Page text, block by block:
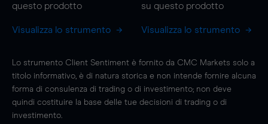
questo prodotto
Visualizza lo strumento
su questo prodotto
Visualizza lo strumento
Lo strumento Client Sentiment è fornito da CMC Markets solo a
titolo informativo, è di natura storica e non intende fornire alcuna
forma di consulenza di trading o di investimento; non deve
quindi costituire la base delle tue decisioni di trading o di
investimento.